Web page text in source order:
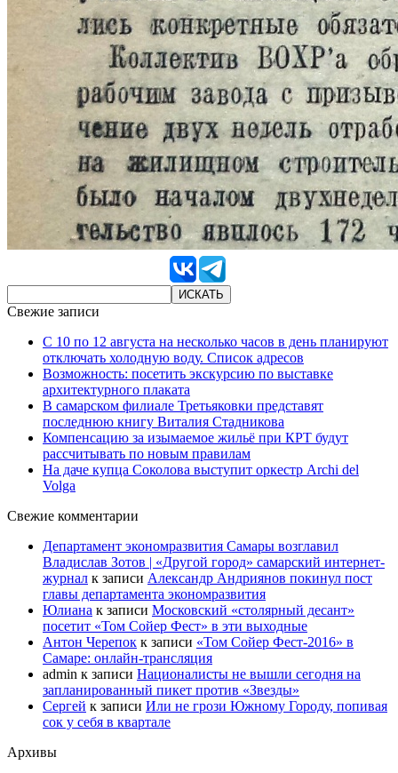
Свежие записи
С 10 по 12 августа на несколько часов в день планируют
отключать холодную воду. Список адресов
Возможность: посетить экскурсию по выставке
архитектурного плаката
В самарском филиале Третьяковки представят
последнюю книгу Виталия Стадникова
Компенсацию за изымаемое жильё при КРТ будут
рассчитывать по новым правилам
На даче купца Соколова выступит оркестр Archi del
Volga
Свежие комментарии
Департамент экономразвития Самары возглавил
Владислав Зотов | «Другой город» самарский интернет-
журнал к записи Александр Андриянов покинул пост
главы департамента экономразвития
Юлиана к записи Московский «столярный десант»
посетит «Том Сойер Фест» в эти выходные
Антон Черепок к записи «Том Сойер Фест-2016» в
Самаре: онлайн-трансляция
admin к записи Националисты не вышли сегодня на
запланированный пикет против «Звезды»
Сергей к записи Или не грози Южному Городу, попивая
сок у себя в квартале
Архивы